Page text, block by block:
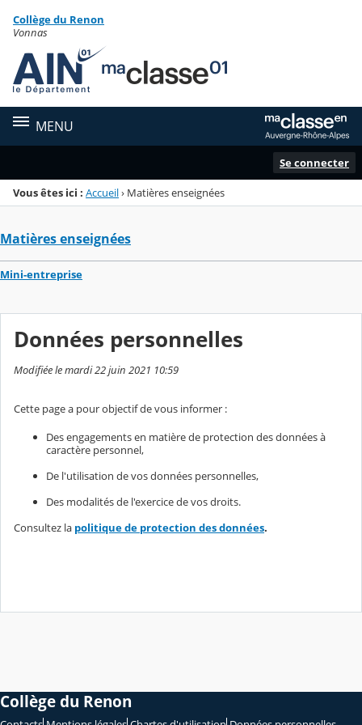
Menu de la rubrique
Contenu
Collège du Renon
Vonnas
MENU
Se connecter
Vous êtes ici : Accueil› Matières enseignées
Matières enseignées
Mini-entreprise
Données personnelles
Modifiée le mardi 22 juin 2021 10:59
Cette page a pour objectif de vous informer :
Des engagements en matière de protection des données à
caractère personnel,
De l'utilisation de vos données personnelles,
Des modalités de l'exercice de vos droits.
Consultez la politique de protection des données.
Collège du Renon